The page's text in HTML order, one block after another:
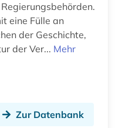
erziehungswissenschaft (1)
beziehungen (1)
eine Fülle an
der Geschichte,
der Ver... Mehr
Zur Datenbank